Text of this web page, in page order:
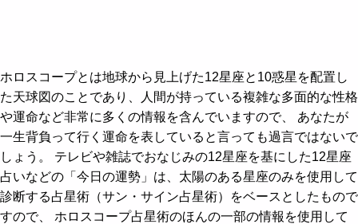
ホロスコープとは地球から見上げた12星座と10惑星を配置し
た天球図のことであり、人間が持っている複雑な多面的な性格
や運命など非常に多くの情報を含んでいますので、 あなたが
一生背負って行く運命を表していると言っても過言ではないで
しょう。 テレビや雑誌でおなじみの12星座を基にした12星座
占いなどの「今日の運勢」は、太陽のある星座のみを使用して
診断する占星術（サン・サイン占星術）をベースとしたもので
すので、 ホロスコープ占星術のほんの一部の情報を使用して